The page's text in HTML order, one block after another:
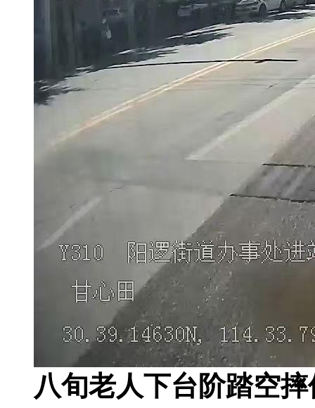
八旬老人下台阶踏空